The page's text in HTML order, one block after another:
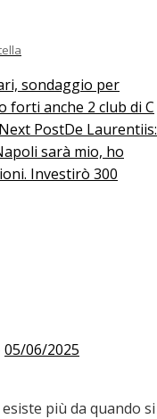
sondaggio per
forti anche 2 club di C
Next PostDe Laurentiis:
sarà mio, ho
Investirò 300
05/06/2025
più da quando si